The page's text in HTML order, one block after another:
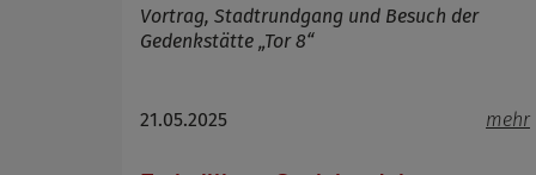
Vortrag, Stadtrundgang und Besuch der
Gedenkstätte „Tor 8“
21.05.2025 mehr
Cookie
Name